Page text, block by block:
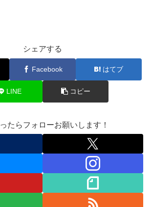
シェアする
Facebook はてブ
LINE コピー
たらフォローお願いします！